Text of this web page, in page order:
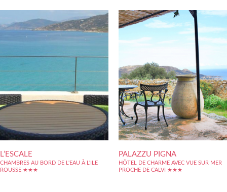
L’ESCALE
CHAMBRES AU BORD DE L'EAU À L'ILE
ROUSSE ★★★
PALAZZU PIGNA
HÔTEL DE CHARME AVEC VUE SUR MER
PROCHE DE CALVI ★★★